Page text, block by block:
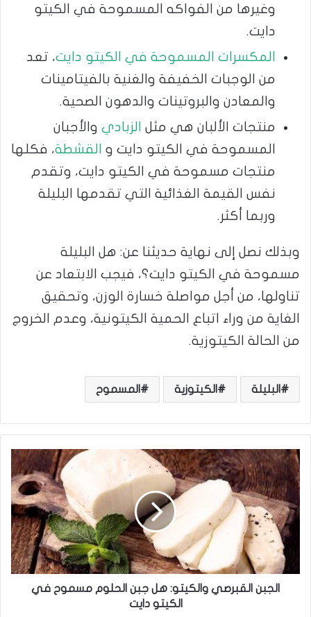
وغيرها من الفواكه المسموحة في الكيتو
دايت.
المكسرات المسموحة في الكيتو دايت، تعد
من الوجبات الخفيفة والغنية بالفيتامينات
والمعادن والبروتينات والدهون الصحية.
منتجات الألبان هي مثل الزبادي والأجبان
المسموحة في الكيتو دايت و القشطة، فكلها
منتجات مسموحة في الكيتو دايت، وتقدم
نفس القيمة الغذائية التي تقدمها البليلة
وربما أكثر.
وبذلك نصل إلى نهاية حديثنا عن: هل البليلة
مسموحة في الكيتو دايت؟، فيجب الابتعاد عن
تناولها، من أجل مواصلة خسارة الوزن، وتحقيق
الغاية من وراء اتباع الحمية الكيتونية، وعدم الخروج
من الحالة الكيتوزية.
البليلة الكيتوزية المسموح
ا
ل
ج
ب
ن
ب
الجبن القبرصي والكيتو: هل جبن الحلوم مسموح في
الكيتو دايت